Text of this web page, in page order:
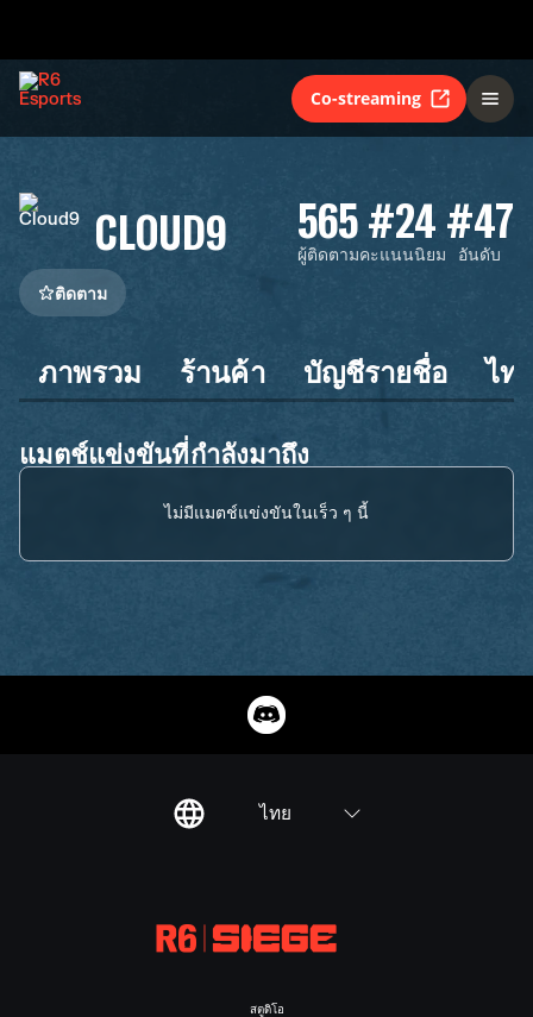
Co-streaming
CLOUD9 565
ผู้ติดตาม
#24
คะแนนนิยม
#47
อันดับ
ติดตาม
ภาพรวม ร้านค้า บัญชีรายชื่อ ไท
แมตช์แข่งขันที่กำลังมาถึง
ไม่มีแมตช์แข่งขันในเร็ว ๆ นี้
ไทย
สตูดิโอ